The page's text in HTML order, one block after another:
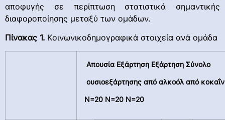
αποφυγής σε περίπτωση στατιστικά σημαντικής
διαφοροποίησης μεταξύ των ομάδων.
Πίνακας 1. Kοινωνικοδημογραφικά στοιχεία ανά ομάδα
Απουσία Εξάρτηση Εξάρτηση Σύνολο
ουσιοεξάρτησης από αλκοόλ από
Ν=20 Ν=20 Ν=20